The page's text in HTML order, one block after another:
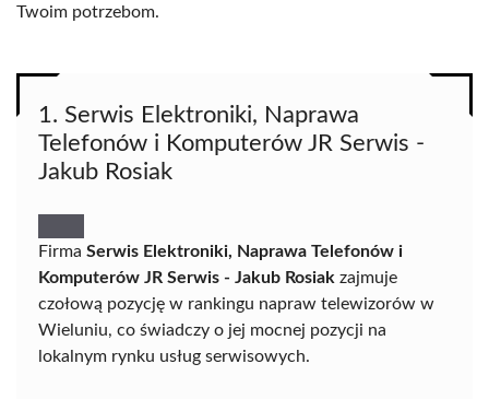
Twoim potrzebom.
1. Serwis Elektroniki, Naprawa
Telefonów i Komputerów JR Serwis -
Jakub Rosiak
Firma Serwis Elektroniki, Naprawa Telefonów i
Komputerów JR Serwis - Jakub Rosiak zajmuje
czołową pozycję w rankingu napraw telewizorów w
Wieluniu, co świadczy o jej mocnej pozycji na
lokalnym rynku usług serwisowych.